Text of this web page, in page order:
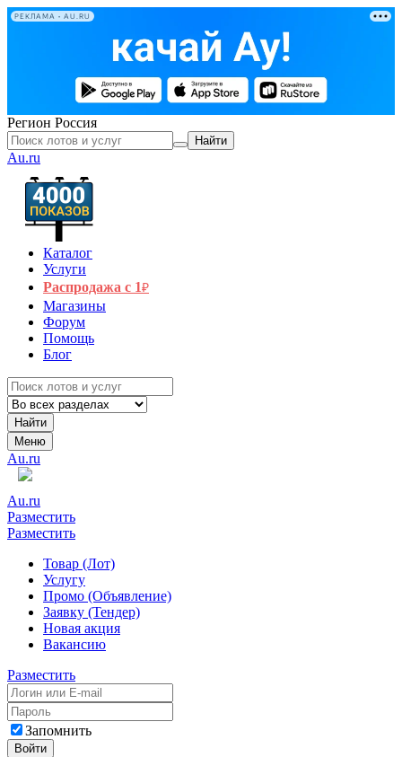
РЕКЛАМА • AU.RU
Регион Россия
Найти
Au.ru
Каталог
Услуги
Распродажа с 1₽
Магазины
Форум
Помощь
Блог
Найти
Меню
Au.ru
Au.ru
Разместить
Разместить
Товар (Лот)
Услугу
Промо (Объявление)
Заявку (Тендер)
Новая акция
Вакансию
Разместить
Запомнить
Войти